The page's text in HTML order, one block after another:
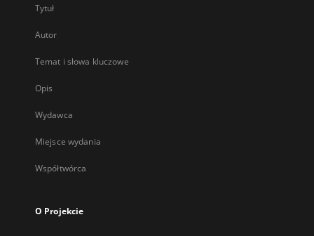
Tytuł
Autor
Temat i słowa kluczowe
Opis
Wydawca
Miejsce wydania
Współtwórca
O Projekcie